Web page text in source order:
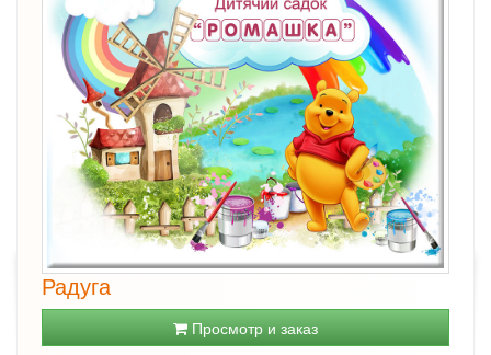
Радуга
Просмотр и заказ